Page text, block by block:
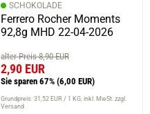
SCHOKOLADE
Ferrero Rocher Moments
92,8g MHD 22-04-2026
alter Preis 8,90 EUR
2,90 EUR
Sie sparen 67% (6,00 EUR)
Grundpreis: 31,52 EUR / 1 KG inkl. MwSt. zzgl.
Versand